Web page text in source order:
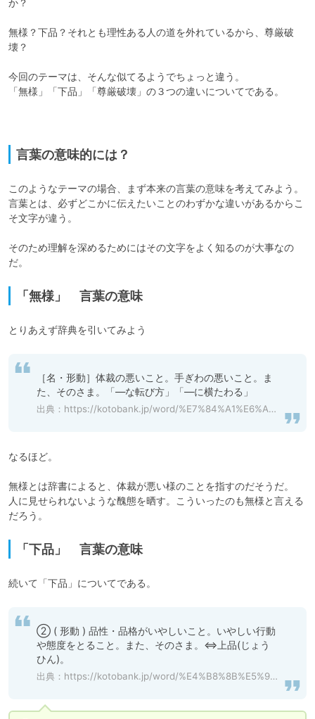
か？
無様？下品？それとも理性ある人の道を外れているから、尊厳破
壊？
今回のテーマは、そんな似てるようでちょっと違う。
「無様」「下品」「尊厳破壊」の３つの違いについてである。
言葉の意味的には？
このようなテーマの場合、まず本来の言葉の意味を考えてみよう。
言葉とは、必ずどこかに伝えたいことのわずかな違いがあるからこ
そ文字が違う。
そのため理解を深めるためにはその文字をよく知るのが大事なの
だ。
「無様」 言葉の意味
とりあえず辞典を引いてみよう
［名・形動］体裁の悪いこと。手ぎわの悪いこと。ま
た、そのさま。「―な転び方」「―に横たわる」
出典： https://kotobank.jp/word/%E7%84%A1%E6%A7%98-617874
なるほど。
無様とは辞書によると、体裁が悪い様のことを指すのだそうだ。
人に見せられないような醜態を晒す。こういったのも無様と言える
だろう。
「下品」 言葉の意味
続いて「下品」についてである。
② ( 形動 ) 品性・品格がいやしいこと。いやしい行動
や態度をとること。また、そのさま。⇔上品(じょう
ひん)。
出典： https://kotobank.jp/word/%E4%B8%8B%E5%93%81-490955#goog_rewarded